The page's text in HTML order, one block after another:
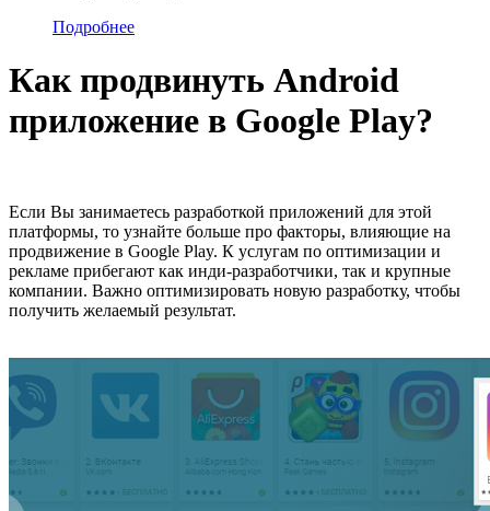
Подробнее
Как продвинуть Android
приложение в Google Play?
Если Вы занимаетесь разработкой приложений для этой
платформы, то узнайте больше про факторы, влияющие на
продвижение в Google Play. К услугам по оптимизации и
рекламе прибегают как инди-разработчики, так и крупные
компании. Важно оптимизировать новую разработку, чтобы
получить желаемый результат.